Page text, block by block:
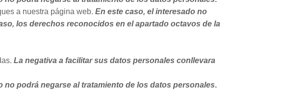
a nuestra página web. En este caso, el interesado no
los derechos reconocidos en el apartado octavos de la
La negativa a facilitar sus datos personales conllevara
no podrá negarse al tratamiento de los datos personales.